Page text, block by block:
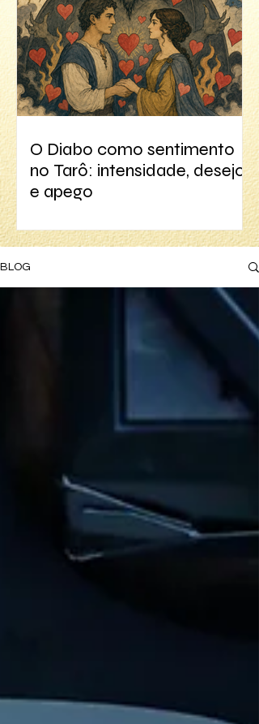
O Diabo como sentimento
no Tarô: intensidade, desejo
e apego
BLOG